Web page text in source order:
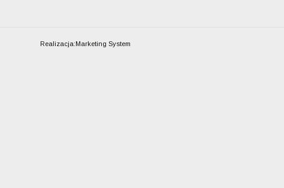
Realizacja:Marketing System